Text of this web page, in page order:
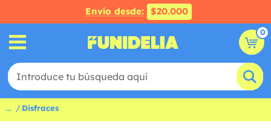
Envío desde: $20.000
0
... Disfraces